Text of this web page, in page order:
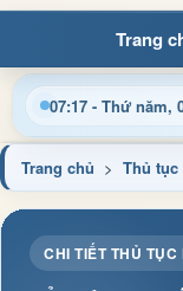
Trang
07:17 - Thứ năm,
Trang thông tin
Trang chủ > Thủ
CHI TIẾT THỦ